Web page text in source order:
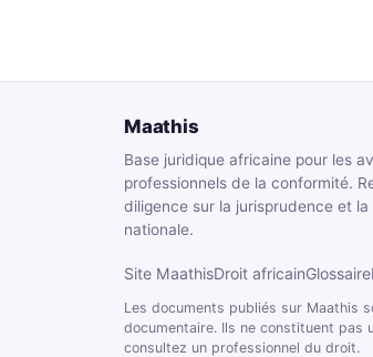
Maathis
Base juridique africaine pour les
professionnels de la conformité.
diligence sur la jurisprudence et la
nationale.
Site MaathisDroit africainGlossaire
Les documents publiés sur Maathis
documentaire. Ils ne constituent pas
consultez un professionnel du droit.